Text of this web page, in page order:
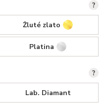
Žluté zlato
Platina
?
Lab. Diamant
?